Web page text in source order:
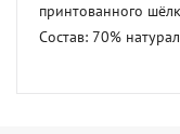
принтованного
Состав: 70%